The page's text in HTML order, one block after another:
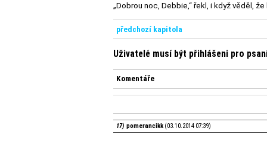
„Dobrou noc, Debbie,“ řekl, i když věděl,
předchozí kapitola
Uživatelé musí být přihlášeni pro
Komentáře
17) pomerancikk (03.10.2014 07:39)